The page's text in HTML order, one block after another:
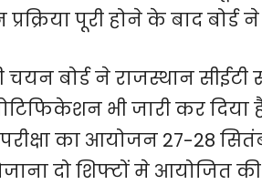
पूरी होने के बाद बोर्ड ने
चयन बोर्ड ने राजस्थान
भी जारी कर दिया है ।
का आयोजन 27-28
दो शिफ्टों मे आयोजित